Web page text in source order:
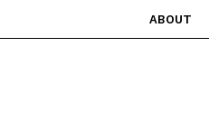
ABOUT